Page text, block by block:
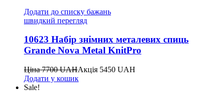
Додати до списку бажань
швидкий перегляд
10623 Набір знімних металевих спиць
Grande Nova Metal KnitPro
Ціна7700UAHАкція 5450 UAH
Додати у кошик
Sale!